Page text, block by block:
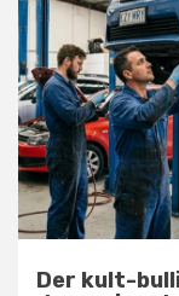
Geschäft